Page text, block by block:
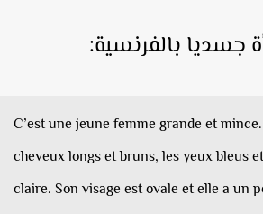
بالفرنسية:
C’est une jeune femme grande et
cheveux longs et bruns, les yeux bleus
claire. Son visage est ovale et elle a